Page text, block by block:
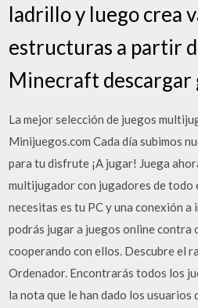
ladrillo y luego crea
estructuras a partir
Minecraft descargar
La mejor selección de juegos
Minijuegos.com Cada día subimos
para tu disfrute ¡A jugar! Juega
multijugador con jugadores de todo
necesitas es tu PC y una conexión
podrás jugar a juegos online contra
cooperando con ellos. Descubre el
Ordenador. Encontrarás todos los
la nota que le han dado los